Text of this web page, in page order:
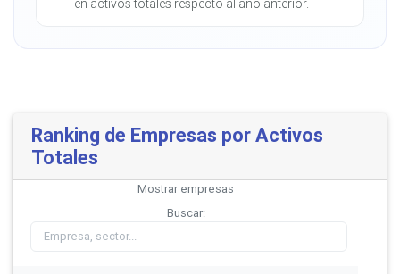
en activos totales respecto al año anterior.
Ranking de Empresas por Activos
Totales
Mostrar empresas
Buscar: